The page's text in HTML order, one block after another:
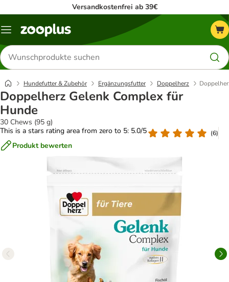
Versandkostenfrei ab 39€
Menü
Produkte
suchen
Hundefutter & Zubehör Ergänzungsfutter Doppelherz
Doppelherz Gelenk Complex für
Hunde
30 Chews (95 g)
This is a stars rating area from zero to 5: 5.0/5
(6)
Produkt bewerten